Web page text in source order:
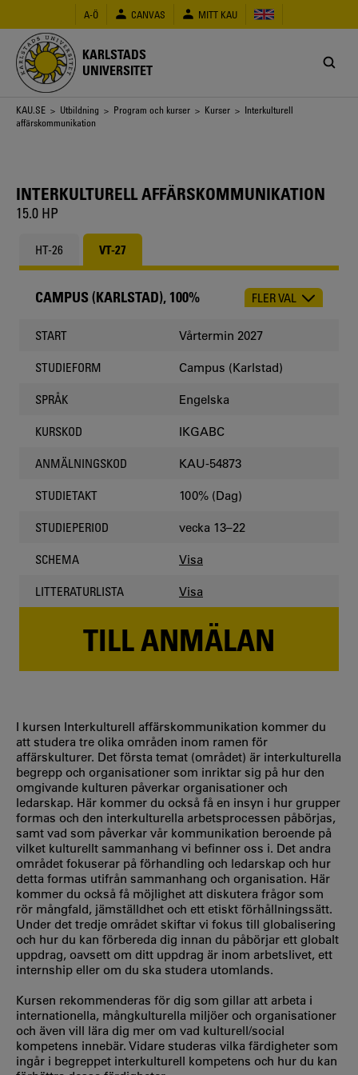
huvudinnehåll
A-Ö CANVAS MITT KAU
KARLSTADS
UNIVERSITET
Länkstig
KAU.SE > Utbildning > Program och kurser > Kurser > Interkulturell
affärskommunikation
INTERKULTURELL AFFÄRSKOMMUNIKATION
15.0 HP
HT-26 VT-27
CHOOSE
CAMPUS (KARLSTAD), 100% FLER VAL
START Vårtermin 2027
STUDIEFORM Campus (Karlstad)
SPRÅK Engelska
KURSKOD IKGABC
ANMÄLNINGSKOD KAU-54873
STUDIETAKT 100% (Dag)
STUDIEPERIOD vecka 13–22
SCHEMA Visa
LITTERATURLISTA Visa
TILL ANMÄLAN
I kursen Interkulturell affärskommunikation kommer du
att studera tre olika områden inom ramen för
affärskulturer. Det första temat (området) är interkulturella
begrepp och organisationer som inriktar sig på hur den
omgivande kulturen påverkar organisationer och
ledarskap. Här kommer du också få en insyn i hur grupper
formas och den interkulturella arbetsprocessen påbörjas,
samt vad som påverkar vår kommunikation beroende på
vilket kulturellt sammanhang vi befinner oss i. Det andra
området fokuserar på förhandling och ledarskap och hur
detta formas utifrån sammanhang och organisation. Här
kommer du också få möjlighet att diskutera frågor som
rör mångfald, jämställdhet och ett etiskt förhållningssätt.
Under det tredje området skiftar vi fokus till globalisering
och hur du kan förbereda dig innan du påbörjar ett globalt
uppdrag, oavsett om ditt uppdrag är inom arbetslivet, ett
internship eller om du ska studera utomlands.
Kursen rekommenderas för dig som gillar att arbeta i
internationella, mångkulturella miljöer och organisationer
och även vill lära dig mer om vad kulturell/social
kompetens innebär. Vidare studeras vilka färdigheter som
ingår i begreppet interkulturell kompetens och hur du kan